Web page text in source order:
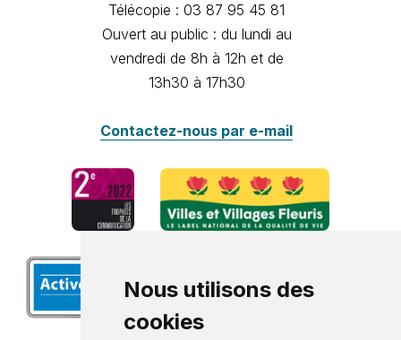
Nous utilisons des
cookies
Télécopie : 03 87 95 45 81
Ouvert au public : du lundi au
vendredi de 8h à 12h et de
13h30 à 17h30
Contactez-nous par e-mail